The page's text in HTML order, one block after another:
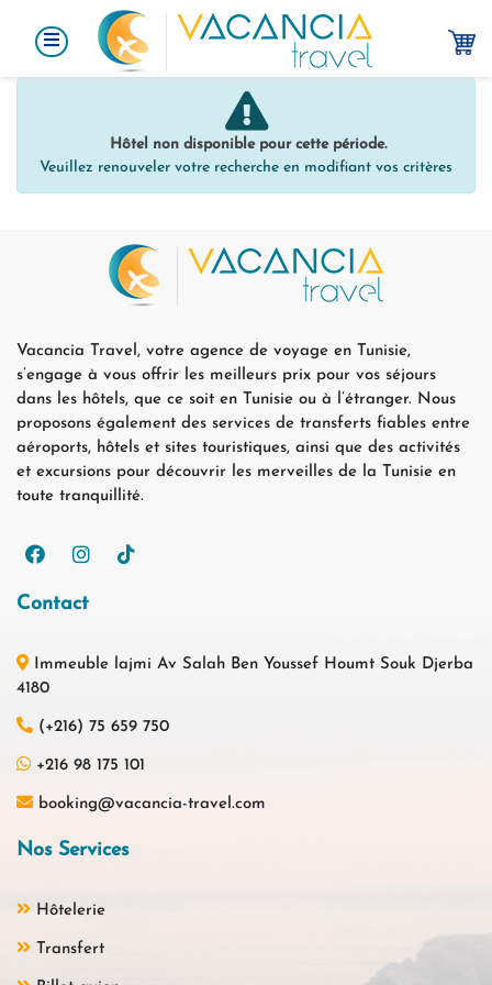
Hôtel non disponible pour cette période.
Veuillez renouveler votre recherche en modifiant vos critères
Vacancia Travel, votre agence de voyage en Tunisie,
s’engage à vous offrir les meilleurs prix pour vos séjours
dans les hôtels, que ce soit en Tunisie ou à l’étranger. Nous
proposons également des services de transferts fiables entre
aéroports, hôtels et sites touristiques, ainsi que des activités
et excursions pour découvrir les merveilles de la Tunisie en
toute tranquillité.
Contact
Immeuble lajmi Av Salah Ben Youssef Houmt Souk Djerba
4180
(+216) 75 659 750
+216 98 175 101
booking@vacancia-travel.com
Nos Services
Hôtelerie
Transfert